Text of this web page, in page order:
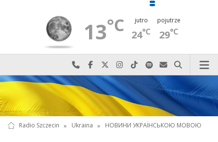
13°C jutro
24°C
pojutrze
29°C
Najlepiej po prostu do nas zadzwoń
Odwiedź nas na Facebook-u
Odwiedź nas na X
Odwiedź nas na Instagram-ie
Odwiedź nas na TikTok-u
Szukaj nas na Spotify
Wyślij do nas
Szukaj
Radio Szczecin » Ukraina » НОВИНИ УКРАЇНСЬКОЮ МОВОЮ